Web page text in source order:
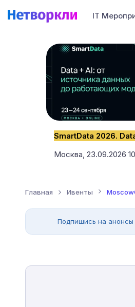
IT
Москва, 23.09.2026
Главная Ивенты
Подпишись на анонсы